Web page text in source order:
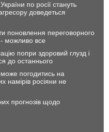
по росії стануть
доведеться
поновлення переговорного
- можливо все
попри здоровий глузд і
до останнього
погодитись на
намірів росіяни не
прогнозів щодо